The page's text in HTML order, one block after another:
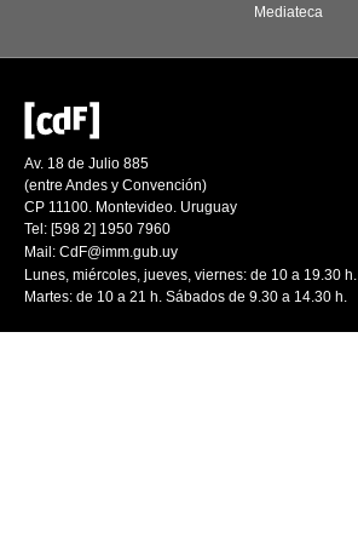
Mediateca
Av. 18 de Julio 885
(entre Andes y Convención)
CP 11100. Montevideo. Uruguay
Tel: [598 2] 1950 7960
Mail: CdF@imm.gub.uy
Lunes, miércoles, jueves, viernes: de 10 a 19.30 h.
Martes: de 10 a 21 h. Sábados de 9.30 a 14.30 h.